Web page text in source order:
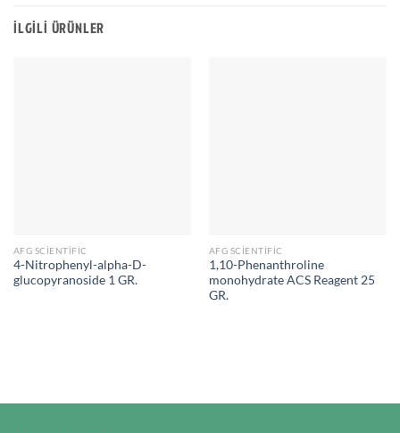
İLGILI ÜRÜNLER
AFG SCIENTIFIC
4-Nitrophenyl-alpha-D-
glucopyranoside 1 GR.
AFG SCIENTIFIC
1,10-Phenanthroline
monohydrate ACS Reagent 25
GR.